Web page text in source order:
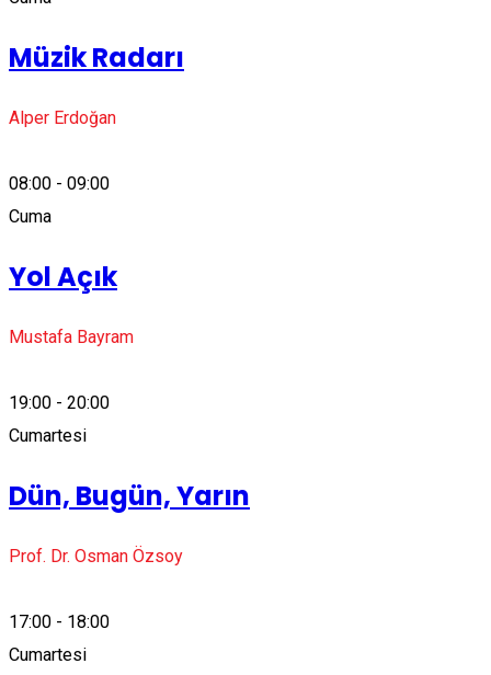
Müzik Radarı
Alper Erdoğan
08:00 - 09:00
Cuma
Yol Açık
Mustafa Bayram
19:00 - 20:00
Cumartesi
Dün, Bugün, Yarın
Prof. Dr. Osman Özsoy
17:00 - 18:00
Cumartesi